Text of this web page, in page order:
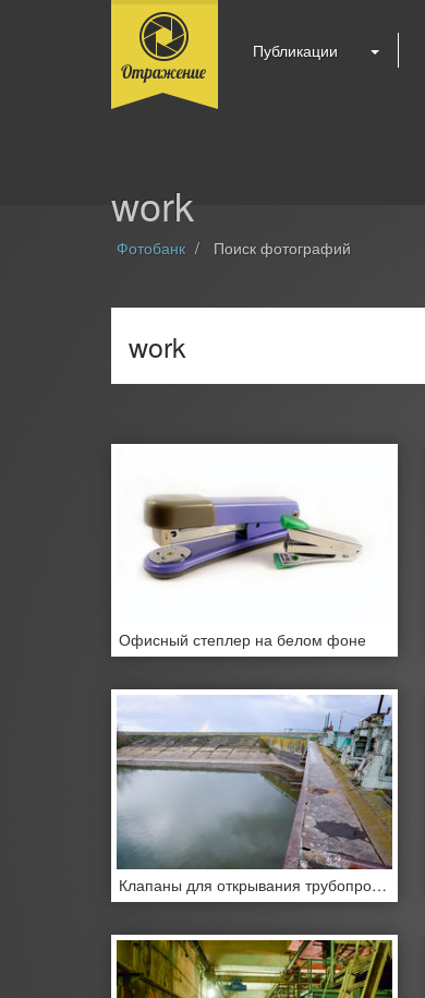
Публикации
work
Фотобанк Поиск фотографий
Офисный степлер на белом фоне
Клапаны для открывания трубопроводов водонасосной станции.